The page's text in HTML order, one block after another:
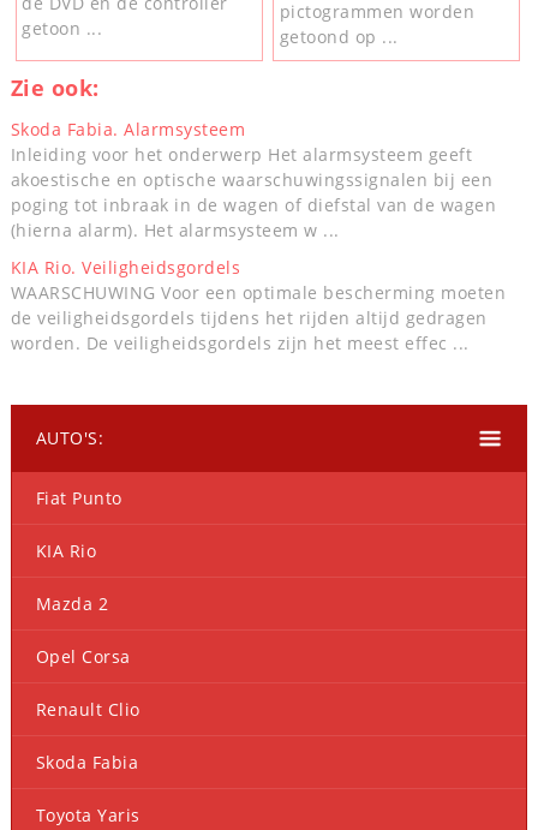
getoon ...
pictogrammen worden
getoond op ...
Zie ook:
Skoda Fabia. Alarmsysteem
Inleiding voor het onderwerp Het alarmsysteem geeft
akoestische en optische waarschuwingssignalen bij een
poging tot inbraak in de wagen of diefstal van de wagen
(hierna alarm). Het alarmsysteem w ...
KIA Rio. Veiligheidsgordels
WAARSCHUWING Voor een optimale bescherming moeten
de veiligheidsgordels tijdens het rijden altijd gedragen
worden. De veiligheidsgordels zijn het meest effec ...
AUTO'S:
Fiat Punto
KIA Rio
Mazda 2
Opel Corsa
Renault Clio
Skoda Fabia
Toyota Yaris